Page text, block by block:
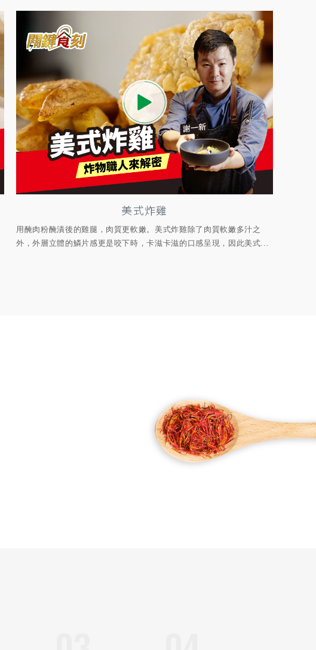
美式炸雞
用醃肉粉醃漬後的雞腿，肉質更軟嫩。美式炸雞除了肉質軟嫩多汁之
外，外層立體的鱗片感更是咬下時，卡滋卡滋的口感呈現，因此美式...